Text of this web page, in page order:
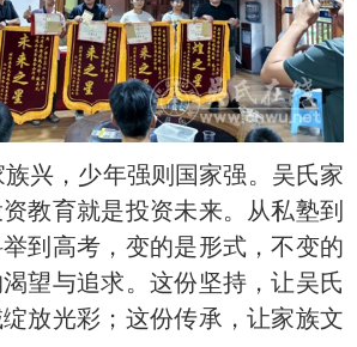
兴，少年强则国家强。吴氏家
教育就是投资未来。从私塾到
到高考，变的是形式，不变的
望与追求。这份坚持，让吴氏
放光彩；这份传承，让家族文